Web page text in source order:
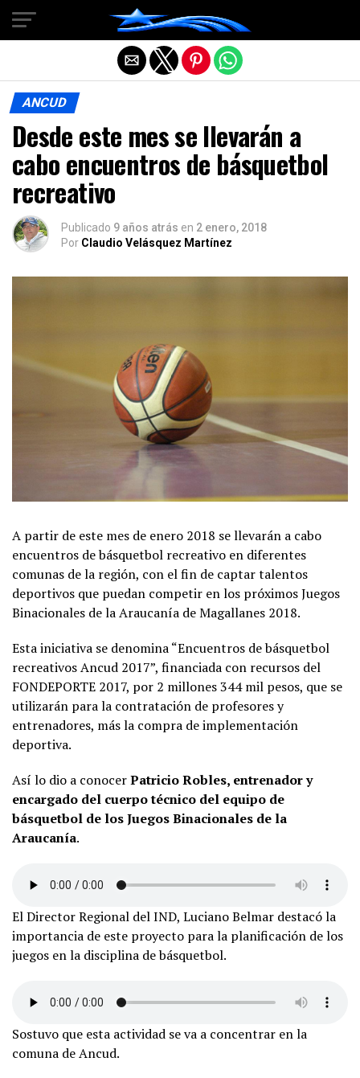
ANCUD
Desde este mes se llevarán a
cabo encuentros de básquetbol
recreativo
Publicado 9 años atrás en 2 enero, 2018
Por Claudio Velásquez Martínez
A partir de este mes de enero 2018 se llevarán a cabo
encuentros de básquetbol recreativo en diferentes
comunas de la región, con el fin de captar talentos
deportivos que puedan competir en los próximos Juegos
Binacionales de la Araucanía de Magallanes 2018.
Esta iniciativa se denomina “Encuentros de básquetbol
recreativos Ancud 2017”, financiada con recursos del
FONDEPORTE 2017, por 2 millones 344 mil pesos, que se
utilizarán para la contratación de profesores y
entrenadores, más la compra de implementación
deportiva.
Así lo dio a conocerPatricio Robles, entrenador y
encargado del cuerpo técnico del equipo de
básquetbol de los Juegos Binacionales de la
Araucanía.
El Director Regional del IND, Luciano Belmar destacó la
importancia de este proyecto para la planificación de los
juegos en la disciplina de básquetbol.
Sostuvo que esta actividad se va a concentrar en la
comuna de Ancud.
Salir de la versión móvil